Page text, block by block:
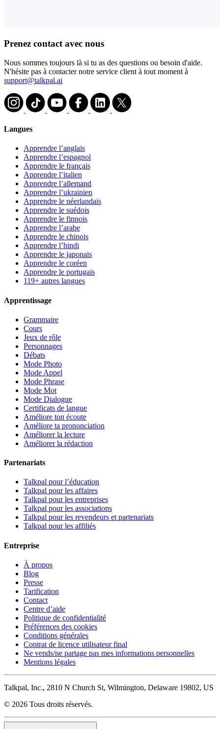
Prenez contact avec nous
Nous sommes toujours là si tu as des questions ou besoin d'aide.
N'hésite pas à contacter notre service client à tout moment à
support@talkpal.ai
Langues
Apprendre l’anglais
Apprendre l’espagnol
Apprendre le français
Apprendre l’italien
Apprendre l’allemand
Apprendre l’ukrainien
Apprendre le néerlandais
Apprendre le suédois
Apprendre le finnois
Apprendre l’arabe
Apprendre le chinois
Apprendre l’hindi
Apprendre le japonais
Apprendre le coréen
Apprendre le portugais
119+ autres langues
Apprentissage
Grammaire
Cours
Jeux de rôle
Personnages
Débats
Mode Photo
Mode Appel
Mode Phrase
Mode Mot
Mode Dialogue
Certificats de langue
Améliore ton écoute
Améliore ta prononciation
Améliorer la lecture
Améliorer la rédaction
Partenariats
Talkpal pour l’éducation
Talkpal pour les affaires
Talkpal pour les entreprises
Talkpal pour les associations
Talkpal pour les revendeurs et partenariats
Talkpal pour les affiliés
Entreprise
À propos
Blog
Presse
Tarification
Contact
Centre d’aide
Politique de confidentialité
Préférences des cookies
Conditions générales
Contrat de licence utilisateur final
Ne vends/ne partage pas mes informations personnelles
Mentions légales
Talkpal, Inc., 2810 N Church St, Wilmington, Delaware 19802, US
© 2026 Tous droits réservés.